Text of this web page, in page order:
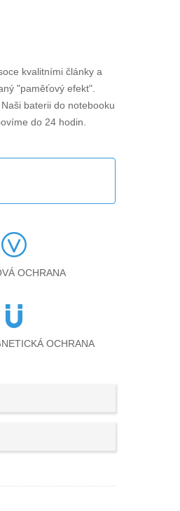
kvalitními články a
"paměťový efekt".
baterii do notebooku
do 24 hodin.
OCHRANA
OCHRANA